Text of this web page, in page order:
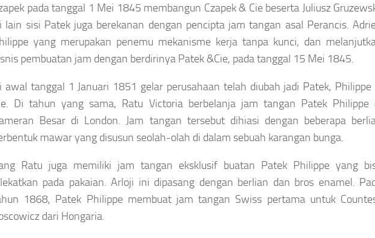
pada tanggal 1 Mei 1845 membangun Czapek & Cie beserta Juliusz
lain sisi Patek juga berekanan dengan pencipta jam tangan asal Perancis.
yang merupakan penemu mekanisme kerja tanpa kunci, dan
pembuatan jam dengan berdirinya Patek &Cie, pada tanggal 15 Mei 1845.
awal tanggal 1 Januari 1851 gelar perusahaan telah diubah jadi Patek, Philippe
Di tahun yang sama, Ratu Victoria berbelanja jam tangan Patek Philippe
Besar di London. Jam tangan tersebut dihiasi dengan beberapa
mawar yang disusun seolah-olah di dalam sebuah karangan bunga.
Ratu juga memiliki jam tangan eksklusif buatan Patek Philippe yang
pada pakaian. Arloji ini dipasang dengan berlian dan bros enamel.
1868, Patek Philippe membuat jam tangan Swiss pertama untuk
dari Hongaria.